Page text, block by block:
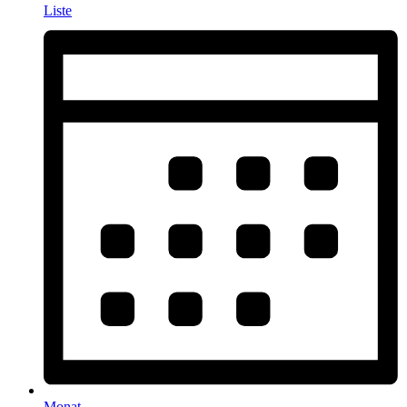
Liste